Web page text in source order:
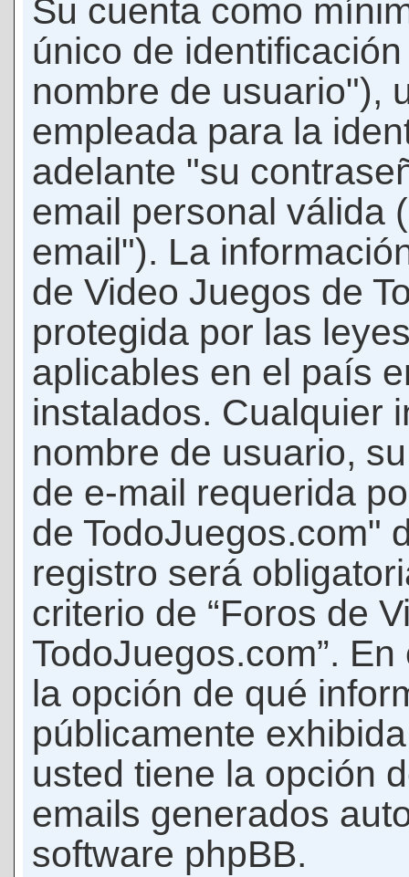
Su cuenta como
único de
nombre de usuario"),
empleada para la
adelante "su
email personal válida
email"). La
de Video Juegos de
protegida por las
aplicables en el país
instalados. Cualquier
nombre de usuario,
de e-mail requerida
de TodoJuegos.com"
registro será
criterio de “Foros de
TodoJuegos.com”.
la opción de qué
públicamente
usted tiene la opción
emails generados
software phpBB.